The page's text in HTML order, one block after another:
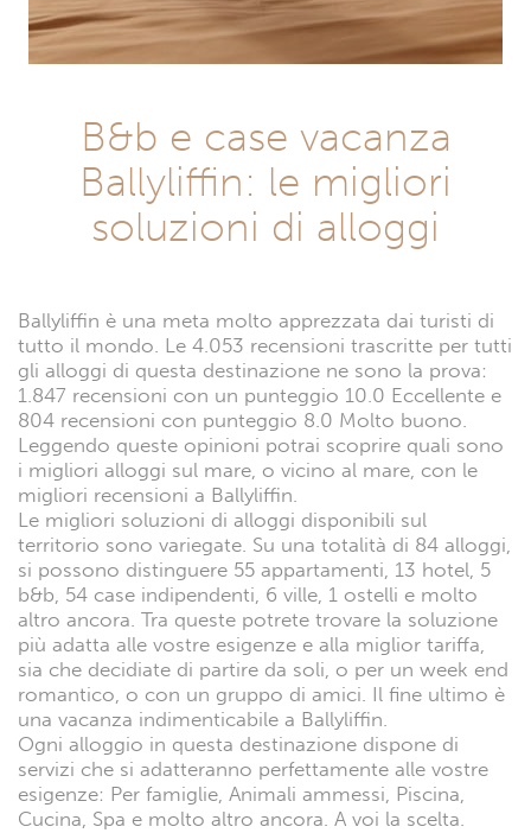
B&b e case vacanza
Ballyliffin: le migliori
soluzioni di alloggi
Ballyliffin è una meta molto apprezzata dai turisti di
tutto il mondo. Le 4.053 recensioni trascritte per tutti
gli alloggi di questa destinazione ne sono la prova:
1.847 recensioni con un punteggio 10.0 Eccellente e
804 recensioni con punteggio 8.0 Molto buono.
Leggendo queste opinioni potrai scoprire quali sono
i migliori alloggi sul mare, o vicino al mare, con le
migliori recensioni a Ballyliffin.
Le migliori soluzioni di alloggi disponibili sul
territorio sono variegate. Su una totalità di 84 alloggi,
si possono distinguere 55 appartamenti, 13 hotel, 5
b&b, 54 case indipendenti, 6 ville, 1 ostelli e molto
altro ancora. Tra queste potrete trovare la soluzione
più adatta alle vostre esigenze e alla miglior tariffa,
sia che decidiate di partire da soli, o per un week end
romantico, o con un gruppo di amici. Il fine ultimo è
una vacanza indimenticabile a Ballyliffin.
Ogni alloggio in questa destinazione dispone di
servizi che si adatteranno perfettamente alle vostre
esigenze: Per famiglie, Animali ammessi, Piscina,
Cucina, Spa e molto altro ancora. A voi la scelta.